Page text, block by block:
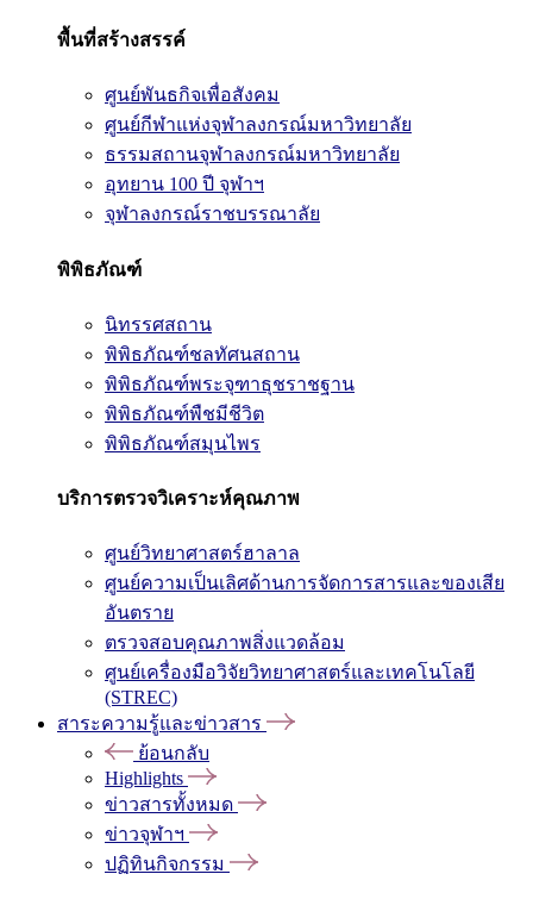
พื้นที่สร้างสรรค์
ศูนย์พันธกิจเพื่อสังคม
ศูนย์กีฬาแห่งจุฬาลงกรณ์มหาวิทยาลัย
ธรรมสถานจุฬาลงกรณ์มหาวิทยาลัย
อุทยาน 100 ปี จุฬาฯ
จุฬาลงกรณ์ราชบรรณาลัย
พิพิธภัณฑ์
นิทรรศสถาน
พิพิธภัณฑ์ชลทัศนสถาน
พิพิธภัณฑ์พระจุฑาธุชราชฐาน
พิพิธภัณฑ์พืชมีชีวิต
พิพิธภัณฑ์สมุนไพร
บริการตรวจวิเคราะห์คุณภาพ
ศูนย์วิทยาศาสตร์ฮาลาล
ศูนย์ความเป็นเลิศด้านการจัดการสารและของเสีย
อันตราย
ตรวจสอบคุณภาพสิ่งแวดล้อม
ศูนย์เครื่องมือวิจัยวิทยาศาสตร์และเทคโนโลยี
(STREC)
สาระความรู้และข่าวสาร
ย้อนกลับ
Highlights
ข่าวสารทั้งหมด
ข่าวจุฬาฯ
ปฏิทินกิจกรรม